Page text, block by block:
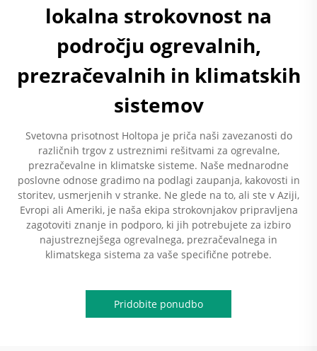
lokalna strokovnost na
področju ogrevalnih,
prezračevalnih in klimatskih
sistemov
Svetovna prisotnost Holtopa je priča naši zavezanosti do
različnih trgov z ustreznimi rešitvami za ogrevalne,
prezračevalne in klimatske sisteme. Naše mednarodne
poslovne odnose gradimo na podlagi zaupanja, kakovosti in
storitev, usmerjenih v stranke. Ne glede na to, ali ste v Aziji,
Evropi ali Ameriki, je naša ekipa strokovnjakov pripravljena
zagotoviti znanje in podporo, ki jih potrebujete za izbiro
najustreznejšega ogrevalnega, prezračevalnega in
klimatskega sistema za vaše specifične potrebe.
Pridobite ponudbo